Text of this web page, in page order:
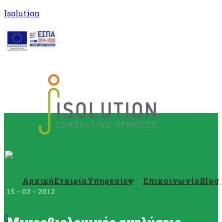
Isolution
ΑρχικήΕταιρίαΥπηρεσίες ΕπικοινωνίαBlog
15 - 02 - 2012